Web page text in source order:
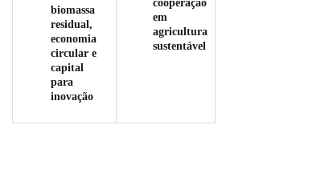
biomassa
residual,
economia
circular e
capital
para
inovação
em
agricultura
sustentável